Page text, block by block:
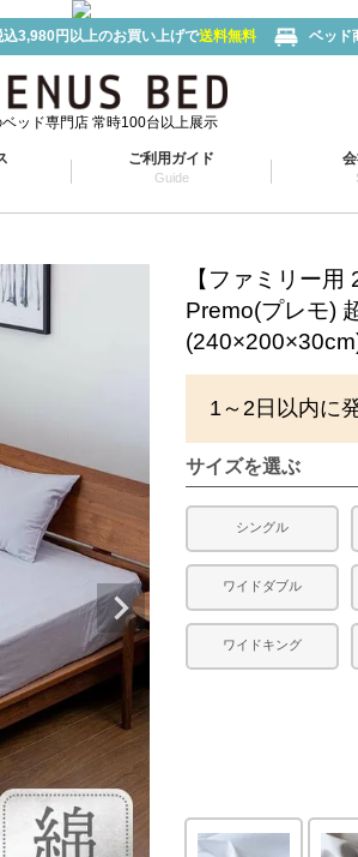
込3,980円以上のお買い上げで送料無料 ベッド
ベッド専門店 常時100台以上展示
ご利用ガイド
Guide
【ファミリー用
Premo(プレモ)
1～2日以内に
サイズを選ぶ
シングル
ワイドダブル
ワイドキング